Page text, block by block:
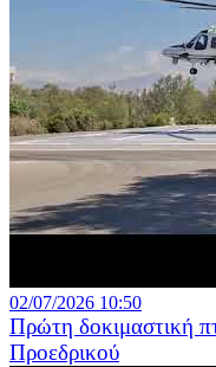
02/07/2026 10:50
Πρώτη δοκιμαστική
Προεδρικού